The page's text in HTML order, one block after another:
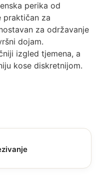
perika od
praktičan za
za održavanje
dojam.
izgled tjemena, a
kose diskretnijom.